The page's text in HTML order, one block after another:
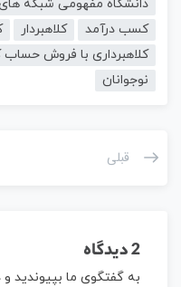
دانشگاه مفهومی شبکه
کسب درآمد
کلاهبردار
کلاهبرداری با فروش حساب
نوجوانان
قبلی
2 دیدگاه
به گفتگوی ما بپیوندید و